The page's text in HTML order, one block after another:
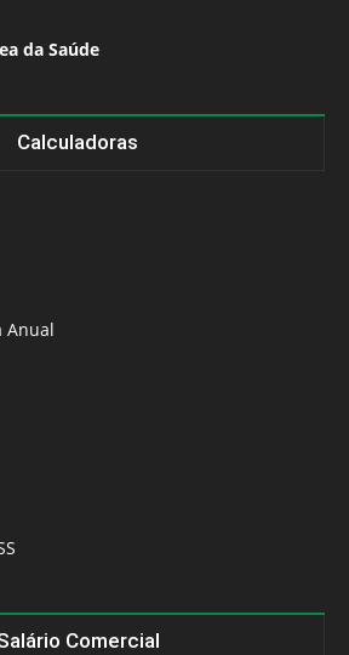
da Saúde
Calculadoras
Anual
Comercial